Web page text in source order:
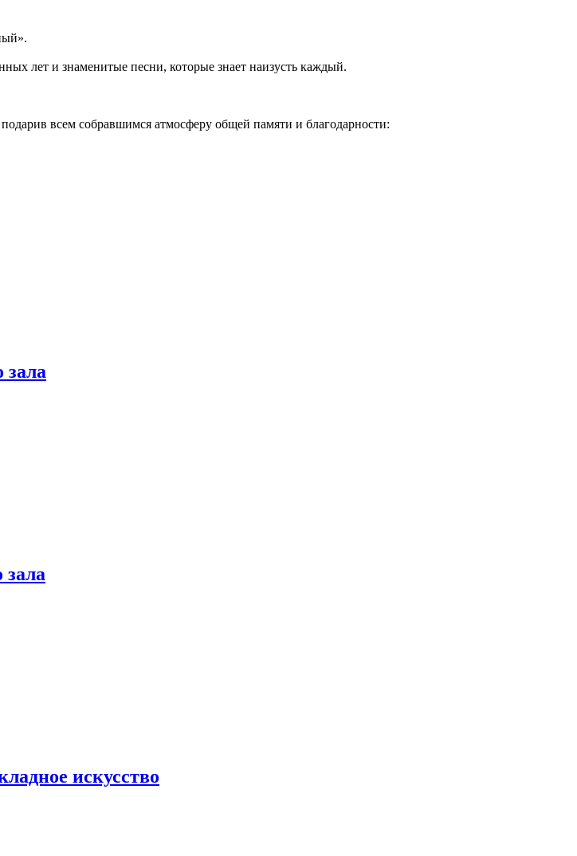
лет и знаменитые песни, которые знает наизусть каждый.
всем собравшимся атмосферу общей памяти и благодарности:
зала
искусство